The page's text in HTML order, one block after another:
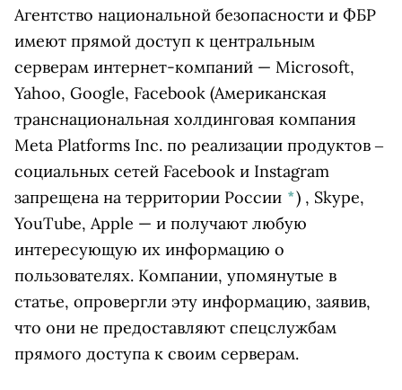
Агентство национальной безопасности и ФБР
имеют прямой доступ к центральным
серверам интернет-компаний — Microsoft,
Yahoo, Google, Facebook (Американская
транснациональная холдинговая компания
Meta Platforms Inc. по реализации продуктов ‒
социальных сетей Facebook и Instagram
запрещена на территории России *) , Skype,
YouTube, Apple — и получают любую
интересующую их информацию о
пользователях. Компании, упомянутые в
статье, опровергли эту информацию, заявив,
что они не предоставляют спецслужбам
прямого доступа к своим серверам.